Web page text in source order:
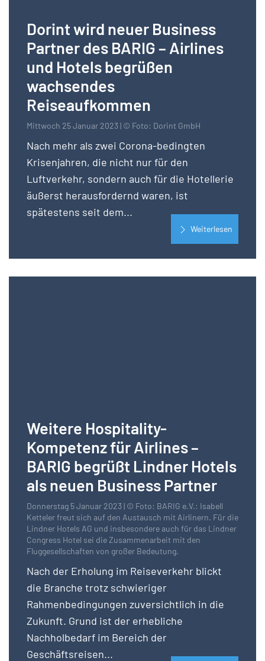
Dorint wird neuer Business
Partner des BARIG – Airlines
und Hotels begrüßen
wachsendes
Reiseaufkommen
Mittwoch 25 Januar 2023 | © Foto: Dorint GmbH
Nach mehr als zwei Corona-bedingten
Krisenjahren, die nicht nur für den
Luftverkehr, sondern auch für die Hotellerie
äußerst herausfordernd waren, ist
spätestens seit dem...
Weiterlesen
Weitere Hospitality-
Kompetenz für Airlines –
BARIG begrüßt Lindner Hotels
als neuen Business Partner
Donnerstag 5 Januar 2023 | © Foto: BARIG e.V.: Isabell
Ketteler freut sich auf den Austausch mit Airlinern. Für die
Lindner Hotels AG und insbesondere auch für das Lindner
Congress Hotel sei die Zusammenarbeit mit den
Fluggesellschaften von großer Bedeutung.
Nach der Erholung im Reiseverkehr blickt
die Branche trotz schwieriger
Rahmenbedingungen zuversichtlich in die
Zukunft. Grund ist der erhebliche
Nachholbedarf im Bereich der
Geschäftsreisen...